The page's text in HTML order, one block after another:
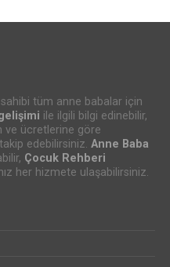
tüm anne babalar için
ile ilgili bilgi edinebilir,
ve ücretlerine göre
takip edebilirsiniz. Anne Baba
Çocuk Rehberi
her hizmete ulaşabilirsiniz.